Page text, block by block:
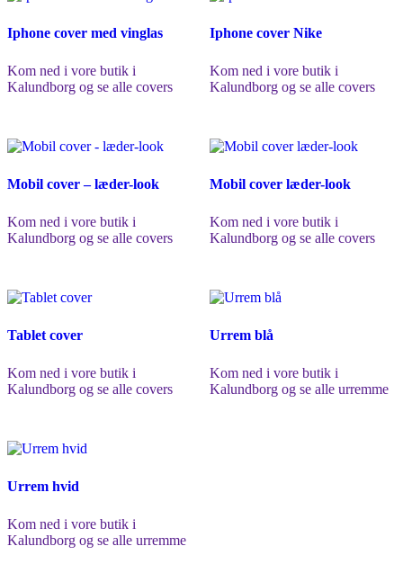
Iphone cover med vinglas
Kom ned i vore butik i
Kalundborg og se alle covers
Iphone cover Nike
Kom ned i vore butik i
Kalundborg og se alle covers
Mobil cover – læder-look
Kom ned i vore butik i
Kalundborg og se alle covers
Mobil cover læder-look
Kom ned i vore butik i
Kalundborg og se alle covers
Tablet cover
Kom ned i vore butik i
Kalundborg og se alle covers
Urrem blå
Kom ned i vore butik i
Kalundborg og se alle urremme
Urrem hvid
Kom ned i vore butik i
Kalundborg og se alle urremme